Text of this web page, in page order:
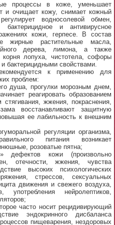
процессы в коже, уменьшает
и очищает кожу, снимает кожный
водносолевой обмен,
бактерицидное и антивирусное
кожи, герпесе. В состав
жирные растительные масла,
дерева, лимона, а также
лопуха, чистотела, софоры
бактерицидными свойствами.
к применению для
проблем:
душа, прогулки морозным днем,
реагировать образованием
жжения, покраснения,
восстанавливают защитную
ее лабильность к внешним
регуляции организма,
питания возникает
розоватые пятна;
дефектов кожи (произвольно
отечности, жжения, чувства
высоких психологических
стрессов, сексуальных
движения и свежего воздуха,
употребления нейролептиков,
часто носит рецидивирующий
эндокринного дисбаланса
пищеварения, нездоровых